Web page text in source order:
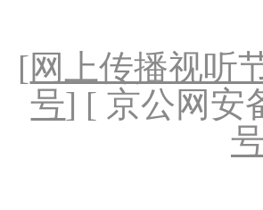
[网上传播视听
号] [ 京公网安